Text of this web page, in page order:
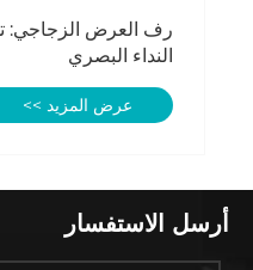
رف العرض الزجاجي: تحويل
النداء البصري
عرض المزيد >>
الاستفسار